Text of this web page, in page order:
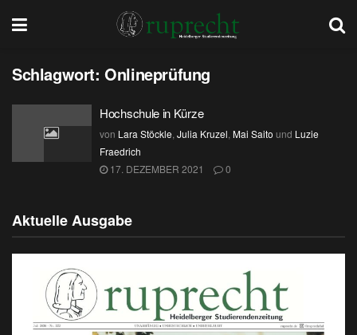
Schlagwort:Onlineprüfung
Hochschule in Kürze
von Lara Stöckle, Julia Kruzel, Mai Saito und Luzie
Fraedrich
17. DEZEMBER 2021
0
Aktuelle Ausgabe